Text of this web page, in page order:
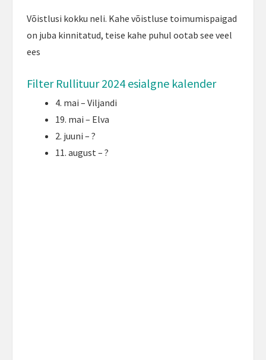
Võistlusi kokku neli. Kahe võistluse toimumispaigad
on juba kinnitatud, teise kahe puhul ootab see veel
ees
Filter Rullituur 2024 esialgne kalender
4. mai – Viljandi
19. mai – Elva
2. juuni – ?
11. august – ?